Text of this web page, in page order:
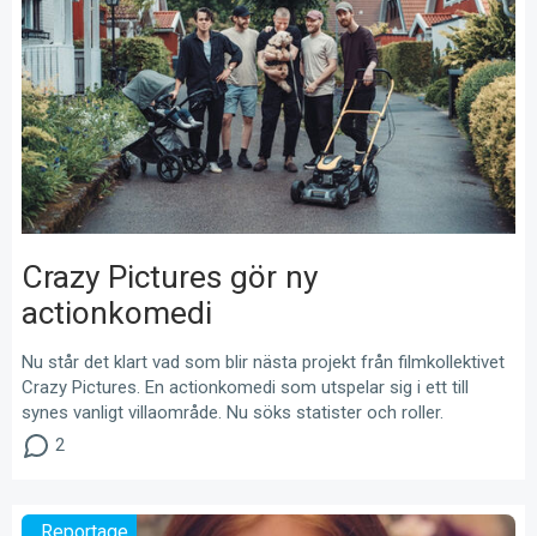
Crazy Pictures gör ny
actionkomedi
Nu står det klart vad som blir nästa projekt från filmkollektivet
Crazy Pictures. En actionkomedi som utspelar sig i ett till
synes vanligt villaområde. Nu söks statister och roller.
2